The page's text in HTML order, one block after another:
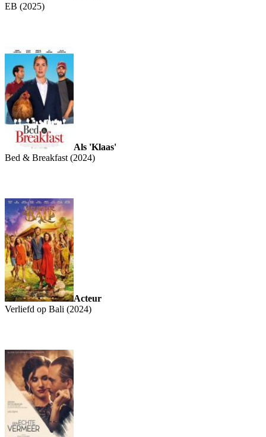
EB (2025)
Als 'Klaas'
Bed & Breakfast (2024)
Acteur
Verliefd op Bali (2024)